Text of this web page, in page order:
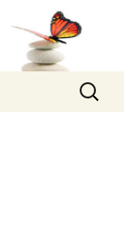
Ricerca
per: